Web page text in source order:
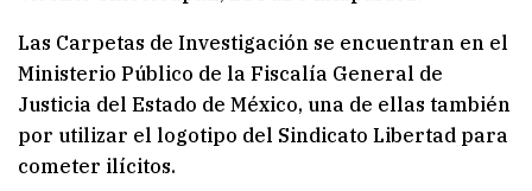
Las Carpetas de Investigación se encuentran en el
Ministerio Público de la Fiscalía General de
Justicia del Estado de México, una de ellas también
por utilizar el logotipo del Sindicato Libertad para
cometer ilícitos.